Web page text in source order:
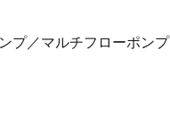
プ／マルチフローポンプ